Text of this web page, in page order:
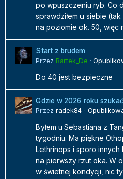
po wpuszczeniu ryb. Co
sprawdziłem u siebie
na poziomie ok. 50, więc
Start z brudem
Przez Bartek_De ·
Do 40 jest bezpieczne
Gdzie w 2026 roku
Przez radek84 ·
Byłem u Sebastiana z
tygodniu. Ma piękne
Lethrinops i sporo innych
na pierwszy rzut oka. W
w świetnej kondycji, nic